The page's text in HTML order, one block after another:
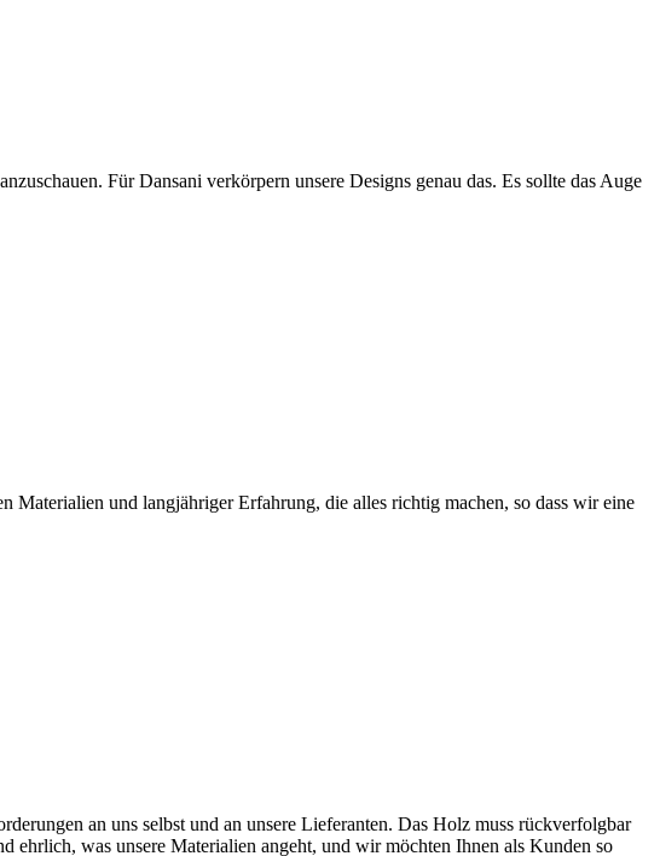
Für Dansani verkörpern unsere Designs genau das. Es sollte das Auge
und langjähriger Erfahrung, die alles richtig machen, so dass wir eine
an uns selbst und an unsere Lieferanten. Das Holz muss rückverfolgbar
ehrlich, was unsere Materialien angeht, und wir möchten Ihnen als Kunden so